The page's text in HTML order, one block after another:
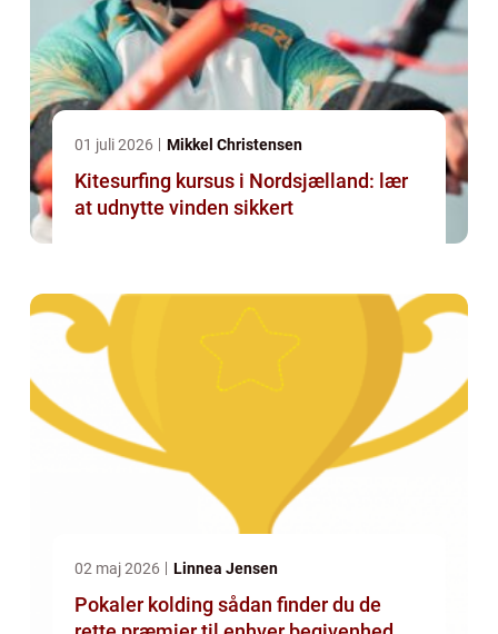
01 juli 2026 Mikkel Christensen
Kitesurfing kursus i Nordsjælland: lær
at udnytte vinden sikkert
02 maj 2026 Linnea Jensen
Pokaler kolding sådan finder du de